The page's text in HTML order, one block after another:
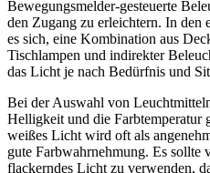
Bewegungsmelder-gesteuerte
den Zugang zu erleichtern. In den
es sich, eine Kombination aus
Tischlampen und indirekter
das Licht je nach Bedürfnis und
Bei der Auswahl von
Helligkeit und die Farbtemperatur
weißes Licht wird oft als
gute Farbwahrnehmung. Es sollte
flackerndes Licht zu verwenden,